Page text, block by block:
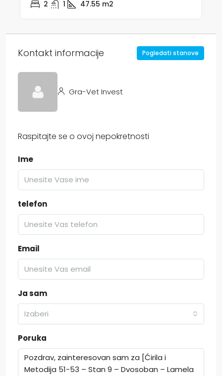
2 1 47.55 m2
Kontakt informacije Pogledati stanove
Gra-Vet Invest
Raspitajte se o ovoj nepokretnosti
Ime
telefon
Email
Ja sam
Izaberi
Poruka